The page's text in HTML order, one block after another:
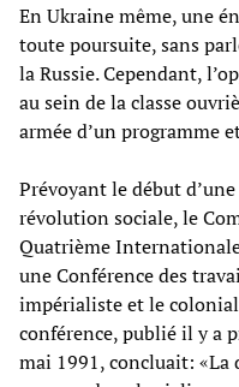
En Ukraine même, une
toute poursuite, sans
la Russie. Cependant,
au sein de la classe
armée d’un programme
Prévoyant le début
révolution sociale, le
Quatrième
une Conférence des
impérialiste et le
conférence, publié il y a
mai 1991, concluait: «La